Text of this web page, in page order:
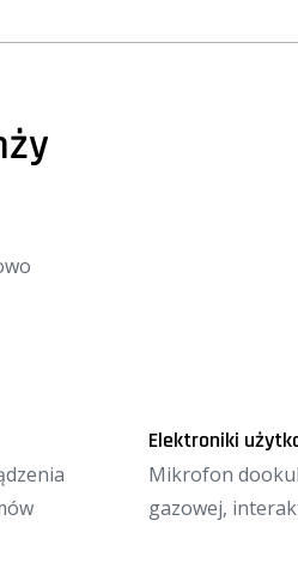
Elektroniki
Mikrofon
gazowej,